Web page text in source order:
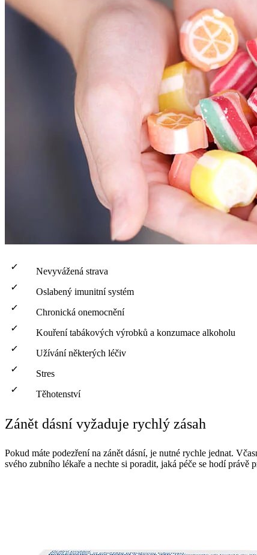
Nevyvážená strava
Oslabený imunitní systém
Chronická onemocnění
Kouření tabákových výrobků a konzumace alkoholu
Užívání některých léčiv
Stres
Těhotenství
Zánět dásní vyžaduje rychlý zásah
Pokud máte podezření na zánět dásní, je nutné rychle jednat.
svého zubního lékaře a nechte si poradit, jaká péče se hodí